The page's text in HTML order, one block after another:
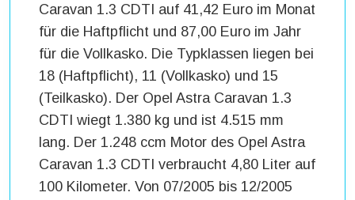
Caravan 1.3 CDTI auf 41,42 Euro im Monat
für die Haftpflicht und 87,00 Euro im Jahr
für die Vollkasko. Die Typklassen liegen bei
18 (Haftpflicht), 11 (Vollkasko) und 15
(Teilkasko). Der Opel Astra Caravan 1.3
CDTI wiegt 1.380 kg und ist 4.515 mm
lang. Der 1.248 ccm Motor des Opel Astra
Caravan 1.3 CDTI verbraucht 4,80 Liter auf
100 Kilometer. Von 07/2005 bis 12/2005